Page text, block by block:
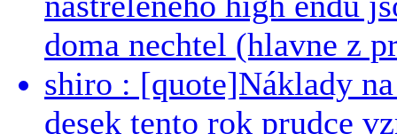
doma nechtel (hlavne z
shiro : [quote]Náklady
desek tento rok prudce